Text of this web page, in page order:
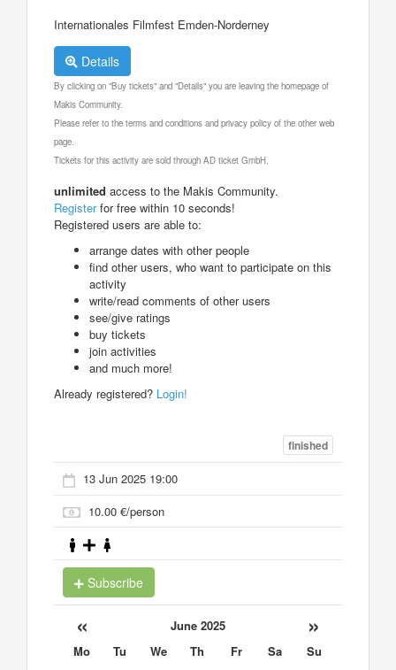
Internationales Filmfest Emden-Norderney
Details
By clicking on "Buy tickets" and "Details" you are leaving the homepage of
Makis Community.
Please refer to the terms and conditions and privacy policy of the other web
page.
Tickets for this activity are sold through AD ticket GmbH.
unlimited access to the Makis Community.
Registerfor free within 10 seconds!
Registered users are able to:
arrange dates with other people
find other users, who want to participate on this
activity
write/read comments of other users
see/give ratings
buy tickets
join activities
and much more!
Already registered? Login!
finished
13 Jun 2025 19:00
10.00 €/person
Subscribe
« June 2025 »
Mo Tu We Th Fr Sa
Su